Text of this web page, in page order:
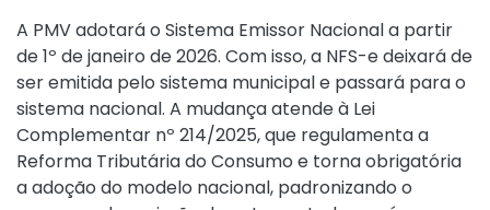
A PMV adotará o Sistema Emissor Nacional a partir
de 1º de janeiro de 2026. Com isso, a NFS-e deixará de
ser emitida pelo sistema municipal e passará para o
sistema nacional. A mudança atende à Lei
Complementar nº 214/2025, que regulamenta a
Reforma Tributária do Consumo e torna obrigatória
a adoção do modelo nacional, padronizando o